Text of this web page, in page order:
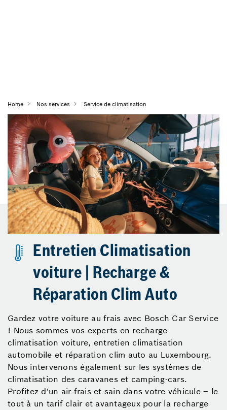
Home Nos services Service de climatisation
Entretien Climatisation
voiture | Recharge &
Réparation Clim Auto
Gardez votre voiture au frais avec Bosch Car Service
! Nous sommes vos experts en recharge
climatisation voiture, entretien climatisation
automobile et réparation clim auto au Luxembourg.
Nous intervenons également sur les systèmes de
climatisation des caravanes et camping-cars.
Profitez d'un air frais et sain dans votre véhicule – le
tout à un tarif clair et avantageux pour la recharge